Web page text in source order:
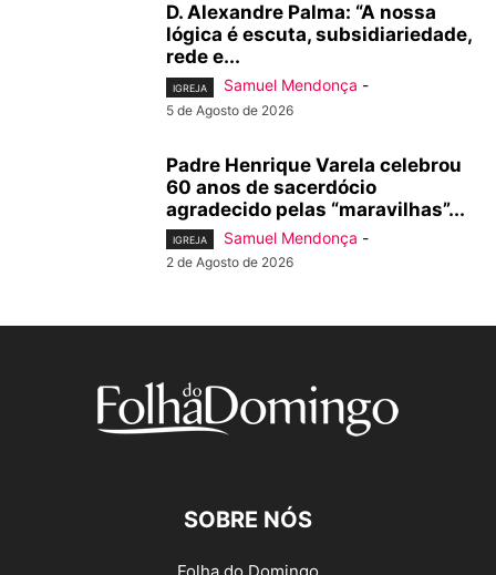
D. Alexandre Palma: “A nossa
lógica é escuta, subsidiariedade,
rede e...
IGREJA Samuel Mendonça -
5 de Agosto de 2026
Padre Henrique Varela celebrou
60 anos de sacerdócio
agradecido pelas “maravilhas”...
IGREJA Samuel Mendonça -
2 de Agosto de 2026
SOBRE NÓS